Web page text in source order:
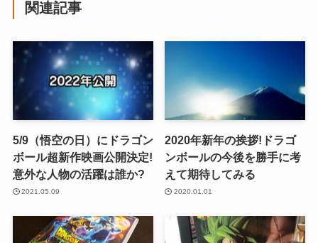
関連記事
5/9（悟空の日）にドラゴン
ボール超新作映画公開決定!
意外な人物の活躍は誰か?
2021.05.09
2020年新年の挨拶!ドラゴ
ンボールの今後を勝手に考
えて期待してみる
2020.01.01